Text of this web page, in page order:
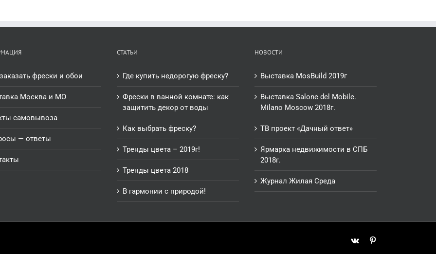
фрески и обои
Москва и МО
самовывоза
— ответы
СТАТЬИ
Где купить недорогую фреску?
Фрески в ванной комнате: как
защитить декор от воды
Как выбрать фреску?
Тренды цвета – 2019г!
Тренды цвета 2018
В гармонии с природой!
НОВОСТИ
Выставка MosBuild 2019г
Выставка Salone del Mobile.
Milano Moscow 2018г.
ТВ проект «Дачный ответ»
Ярмарка недвижимости в СПБ
2018г.
Журнал Жилая Среда
Vk